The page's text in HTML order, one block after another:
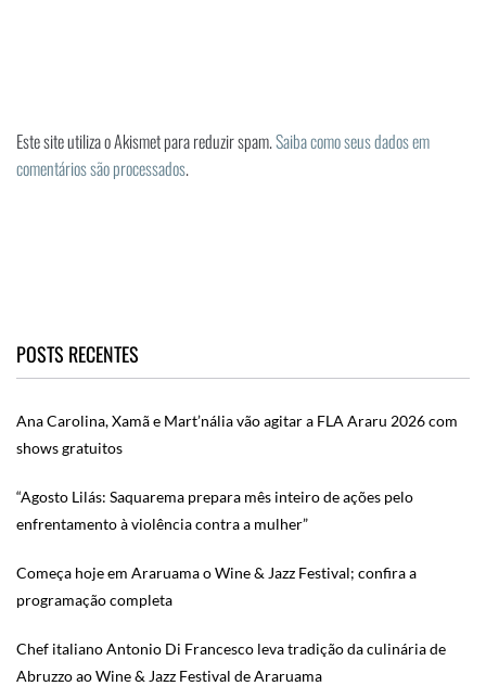
Este site utiliza o Akismet para reduzir spam.Saiba como seus dados em
comentários são processados.
POSTS RECENTES
Ana Carolina, Xamã e Mart’nália vão agitar a FLA Araru 2026 com
shows gratuitos
“Agosto Lilás: Saquarema prepara mês inteiro de ações pelo
enfrentamento à violência contra a mulher”
Começa hoje em Araruama o Wine & Jazz Festival; confira a
programação completa
Chef italiano Antonio Di Francesco leva tradição da culinária de
Abruzzo ao Wine & Jazz Festival de Araruama